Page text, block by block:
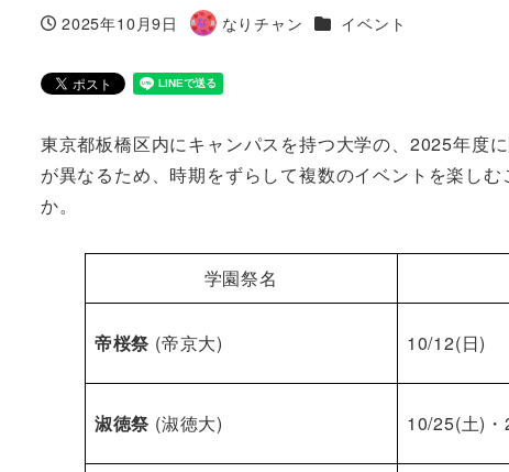
投稿日
2025年10月9日
著
なりチャン カテゴリー
イベント
東京都板橋区内にキャンパスを持つ大学の、2025年度
が異なるため、時期をずらして複数のイベントを楽し
か。
学園祭名
帝桜祭 (帝京大) 10/12(日)
淑徳祭 (淑徳大) 10/25(土)・